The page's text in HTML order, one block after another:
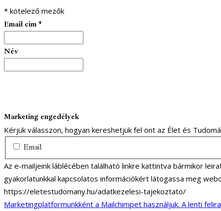
* kötelező mezők
Email cím *
Név
Marketing engedélyek
Kérjük válasszon, hogyan kereshetjük fel önt az Élet és
Email
Az e-mailjeink láblécében található linkre kattintva bármikor
gyakorlatunkkal kapcsolatos információkért látogassa meg
https://eletestudomany.hu/adatkezelesi-tajekoztato/
Marketingplatformunkként a Mailchimpet használjuk. A lenti